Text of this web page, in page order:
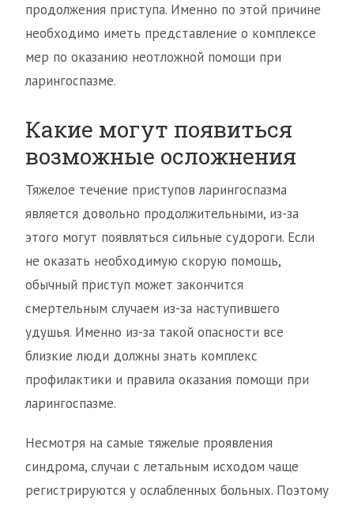
продолжения приступа. Именно по этой причине
необходимо иметь представление о комплексе
мер по оказанию неотложной помощи при
ларингоспазме.
Какие могут появиться
возможные осложнения
Тяжелое течение приступов ларингоспазма
является довольно продолжительными, из-за
этого могут появляться сильные судороги. Если
не оказать необходимую скорую помощь,
обычный приступ может закончится
смертельным случаем из-за наступившего
удушья. Именно из-за такой опасности все
близкие люди должны знать комплекс
профилактики и правила оказания помощи при
ларингоспазме.
Несмотря на самые тяжелые проявления
синдрома, случаи с летальным исходом чаще
регистрируются у ослабленных больных. Поэтому